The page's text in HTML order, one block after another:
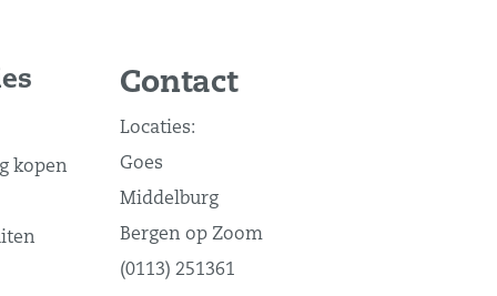
kopen
Contact
Locaties:
Goes
Middelburg
Bergen op Zoom
(0113) 251361